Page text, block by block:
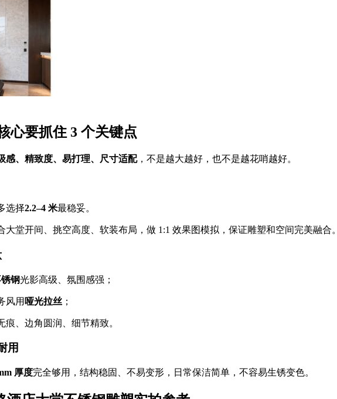
心要抓住 3 个关键点
感、精致度、易打理、尺寸适配，不是越大越好，也不是越花哨越好。
选择2.2–4 米最稳妥。
堂开间、挑空高度、软装布局，做 1:1 效果图模拟，保证雕塑和空间完美融合。
钢光影高级、氛围感强；
风用 哑光拉丝 ；
、边角圆润、细节精致。
用
厚度完全够用，结构稳固、不易变形，日常保洁简单，不容易生锈变色。